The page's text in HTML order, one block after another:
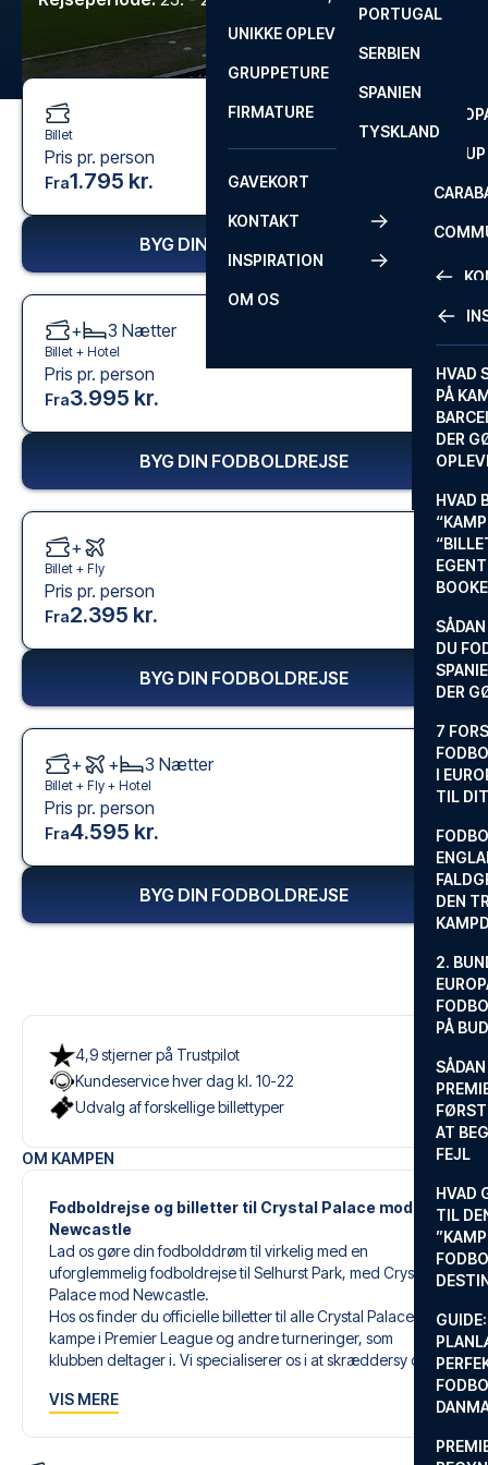
FA CUP
ROM
SEVILLA
PORTUGAL
SERBIEN
SPANIEN
TYSKLAND
UNIKKE OPLEVELSER
GRUPPETURE
FIRMATURE
GAVEKORT
KONTAKT
FAQ
INSPIRATION
HVAD
PÅ
DER
HVAD
DU
DER
7
I
TIL
DEN
2.
PÅ
AT
FEJL
HVAD
TIL
OM OS
4,9 stjerner på Trustpilot
Kundeservice hver dag kl. 10-22
Udvalg af forskellige billettyper
OM KAMPEN
Fodboldrejse og billetter til Crystal Palace mod
Newcastle
Lad os gøre din fodbolddrøm til virkelig med en
uforglemmelig fodboldrejse til Selhurst Park, med Crystal
Palace mod Newcastle.
Hos os finder du officielle billetter til alle Crystal Palaces
kampe i Premier League og andre turneringer, som
klubben deltager i. Vi specialiserer os i at skræddersy den
ønsker og behov.
VIS MERE
Billet
Pris pr. person
Fra1.795 kr.
BYG DIN FODBOLDREJSE
+ 3 Nætter
Billet + Hotel
Pris pr. person
Fra3.995 kr.
BYG DIN FODBOLDREJSE
+
Billet + Fly
Pris pr. person
Fra2.395 kr.
BYG DIN FODBOLDREJSE
+ + 3 Nætter
Billet + Fly + Hotel
Pris pr. person
Fra4.595 kr.
BYG DIN FODBOLDREJSE